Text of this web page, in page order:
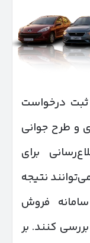
ثبت درخواست
و طرح جوانی
برای
نتیجه
فروش
بررسی کنند. بر